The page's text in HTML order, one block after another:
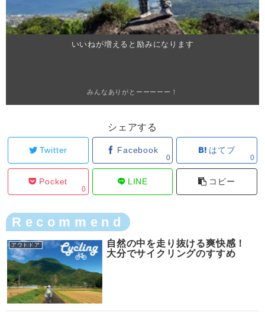
いいねが増えると励みになります
みんなありがとーーーーー！
シェアする
Twitter Facebook
0
はてブ
0
Pocket
0
LINE コピー
Recommend
アウトドア
自然の中を走り抜ける爽快感！
大分でサイクリングのすすめ